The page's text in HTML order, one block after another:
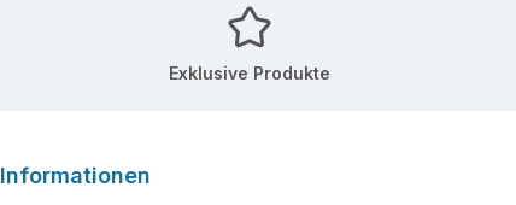
Exklusive Produkte
Informationen